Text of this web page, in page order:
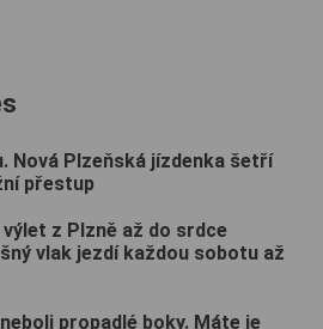
Nová Plzeňská jízdenka šetří
přestup
z Plzně až do srdce
vlak jezdí každou sobotu až
propadlé boky. Máte je